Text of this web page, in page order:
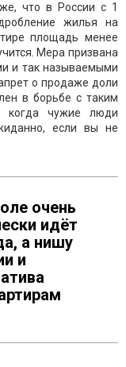
что в России с 1
жилья на
площадь менее
Мера призвана
и так называемыми
о продаже доли
в борьбе с таким
когда чужие люди
если вы не
очень
идёт
а нишу
и